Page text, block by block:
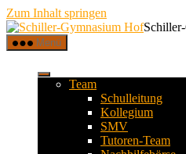
Zum Inhalt springen
Menü
Team
Schulleitung
Kollegium
SMV
Tutoren-Team